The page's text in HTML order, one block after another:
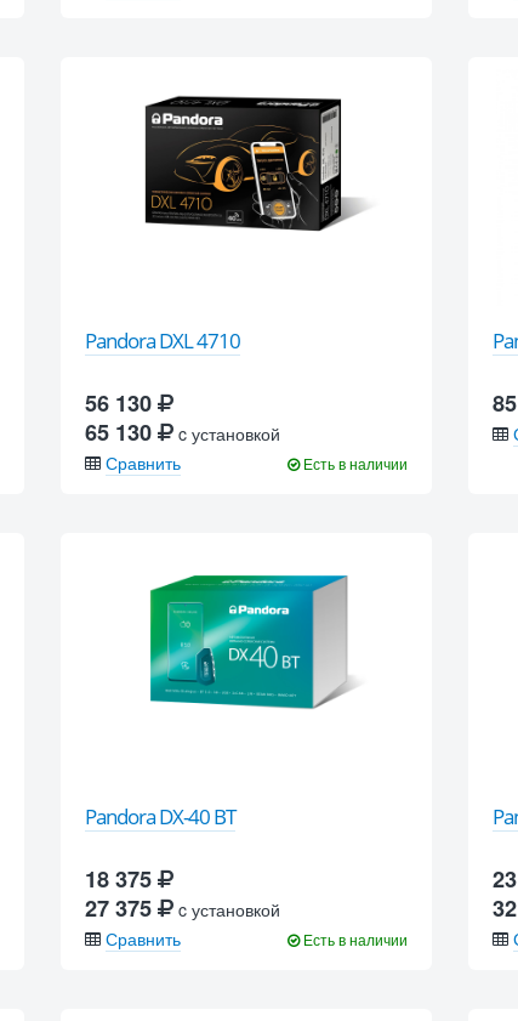
Pandora DXL 4710
56 130
65 130
c установкой
Сравнить
Есть в наличии
Pandora DX-40 BT
18 375
27 375
c установкой
Сравнить
Есть в наличии